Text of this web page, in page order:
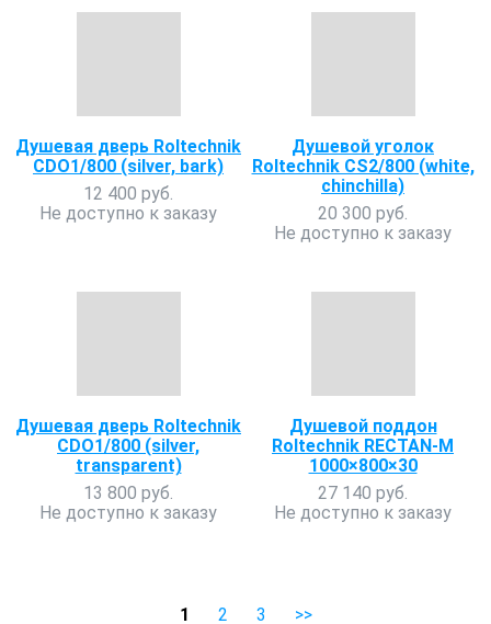
Душевая дверь Roltechnik
CDO1/800 (silver, bark)
12 400 руб.
Не доступно к заказу
Душевой уголок
Roltechnik CS2/800 (white,
chinchilla)
20 300 руб.
Не доступно к заказу
Душевая дверь Roltechnik
CDO1/800 (silver,
transparent)
13 800 руб.
Не доступно к заказу
Душевой поддон
Roltechnik RECTAN-M
1000×800×30
27 140 руб.
Не доступно к заказу
1 2 3 >>